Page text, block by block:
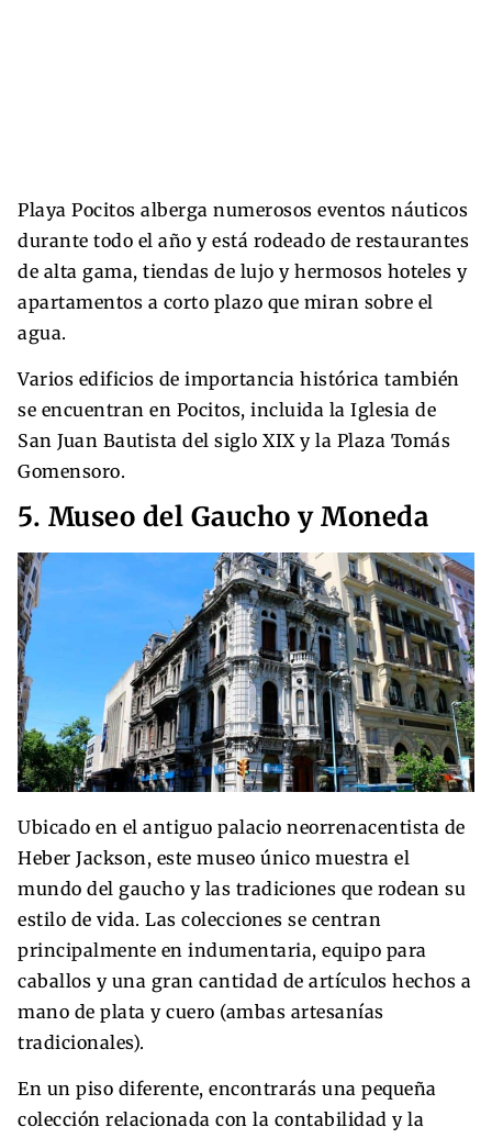
Playa Pocitos alberga numerosos eventos náuticos
durante todo el año y está rodeado de restaurantes
de alta gama, tiendas de lujo y hermosos hoteles y
apartamentos a corto plazo que miran sobre el
agua.
Varios edificios de importancia histórica también
se encuentran en Pocitos, incluida la Iglesia de
San Juan Bautista del siglo XIX y la Plaza Tomás
Gomensoro.
5. Museo del Gaucho y Moneda
Ubicado en el antiguo palacio neorrenacentista de
Heber Jackson, este museo único muestra el
mundo del gaucho y las tradiciones que rodean su
estilo de vida. Las colecciones se centran
principalmente en indumentaria, equipo para
caballos y una gran cantidad de artículos hechos a
mano de plata y cuero (ambas artesanías
tradicionales).
En un piso diferente, encontrarás una pequeña
colección relacionada con la contabilidad y la